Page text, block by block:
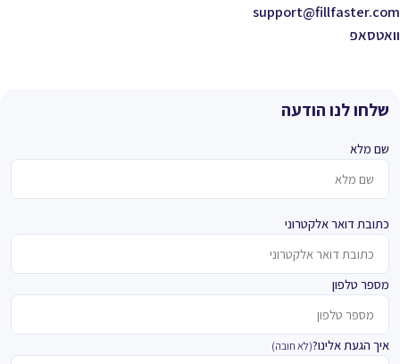
support@fillfaster.com
וואטסאפ
שלחו לנו הודעה
שם מלא
כתובת דואר אלקטרוני
מספר טלפון
איך הגעת אלינו?(לא חובה)